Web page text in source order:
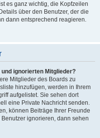
es ganz wichtig, die Kopfzeilen
über den Benutzer, der die
dann entsprechend reagieren.
ignorierten Mitglieder?
Mitglieder des Boards zu
hinzufügen, werden in Ihrem
aufgelistet. Sie sehen dort
eine Private Nachricht senden.
können Beiträge Ihrer Freunde
ignorieren, dann sehen